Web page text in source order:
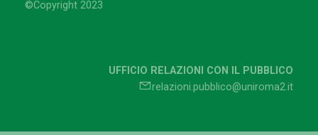
©Copyright 2023
UFFICIO RELAZIONI CON IL PUBBLICO
relazioni.pubblico@uniroma2.it